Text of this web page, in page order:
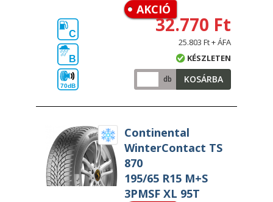
AKCIÓ
C
B
70dB
32.770 Ft
25.803 Ft + ÁFA
KÉSZLETEN
db KOSÁRBA
Continental
WinterContact TS
870
195/65 R15 M+S
3PMSF XL 95T